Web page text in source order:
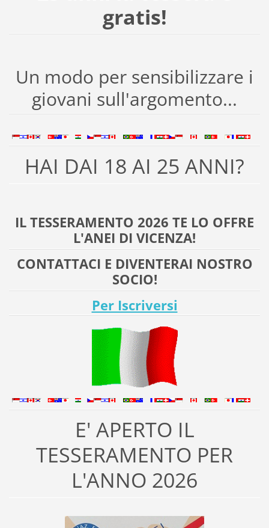
gratis!
Un modo per sensibilizzare i
giovani sull'argomento...
HAI DAI 18 AI 25 ANNI?
IL TESSERAMENTO 2026 TE LO OFFRE
L'ANEI DI VICENZA!
CONTATTACI E DIVENTERAI NOSTRO
SOCIO!
Per Iscriversi
E' APERTO IL
TESSERAMENTO PER
L'ANNO 2026